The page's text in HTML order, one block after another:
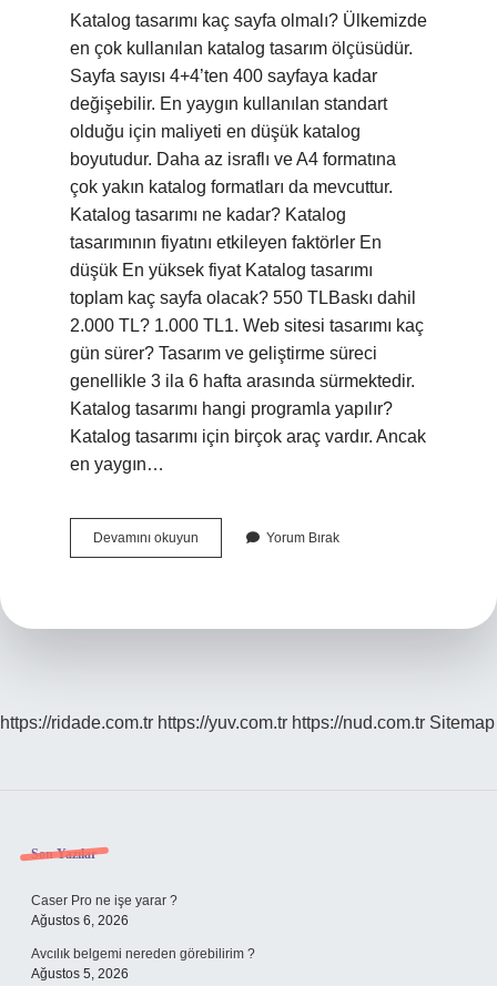
Katalog tasarımı kaç sayfa olmalı? Ülkemizde
en çok kullanılan katalog tasarım ölçüsüdür.
Sayfa sayısı 4+4’ten 400 sayfaya kadar
değişebilir. En yaygın kullanılan standart
olduğu için maliyeti en düşük katalog
boyutudur. Daha az israflı ve A4 formatına
çok yakın katalog formatları da mevcuttur.
Katalog tasarımı ne kadar? Katalog
tasarımının fiyatını etkileyen faktörler En
düşük En yüksek fiyat Katalog tasarımı
toplam kaç sayfa olacak? 550 TLBaskı dahil
2.000 TL? 1.000 TL1. Web sitesi tasarımı kaç
gün sürer? Tasarım ve geliştirme süreci
genellikle 3 ila 6 hafta arasında sürmektedir.
Katalog tasarımı hangi programla yapılır?
Katalog tasarımı için birçok araç vardır. Ancak
en yaygın…
Devamını okuyun
Tasarımı
Yorum Bırak
https://ridade.com.tr https://yuv.com.tr https://nud.com.tr Sitemap
Sidebar
Son Yazılar
Caser Pro ne işe yarar ?
Ağustos 6, 2026
Avcılık belgemi nereden görebilirim ?
Ağustos 5, 2026